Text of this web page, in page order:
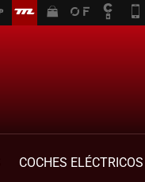
COCHES ELÉCTRICOS